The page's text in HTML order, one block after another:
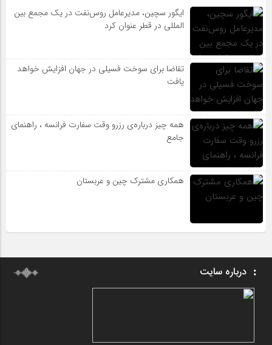
ایگور سچین، مدیرعامل روس‌نفت در یک مجمع بین
المللی در قطر عنوان کرد
تقاضا برای سوخت فسیلی در جهان افزایش خواهد
یافت
همه چیز درباره‌ی رزرو وقت سفارت فرانسه ، راهنمای
جامع
همکاری مشترک چین و عربستان
درباره سایت